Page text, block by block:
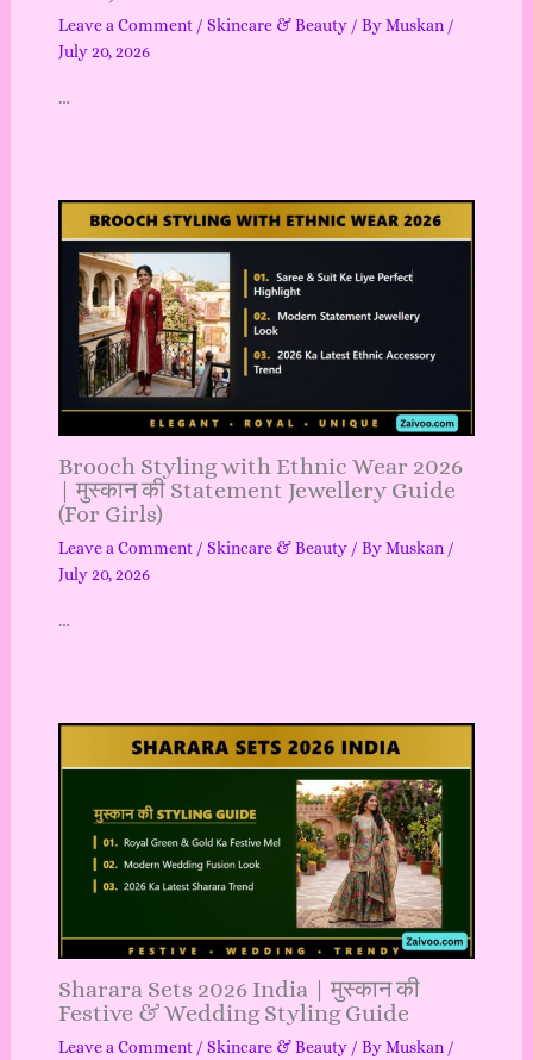
Leave a Comment / Skincare & Beauty/ ByMuskan /
July 20, 2026
…
Brooch Styling with Ethnic Wear 2026
| मुस्कान की Statement Jewellery Guide
(For Girls)
Leave a Comment / Skincare & Beauty/ ByMuskan /
July 20, 2026
…
Sharara Sets 2026 India | मुस्कान की
Festive & Wedding Styling Guide
Leave a Comment / Skincare & Beauty/ ByMuskan /